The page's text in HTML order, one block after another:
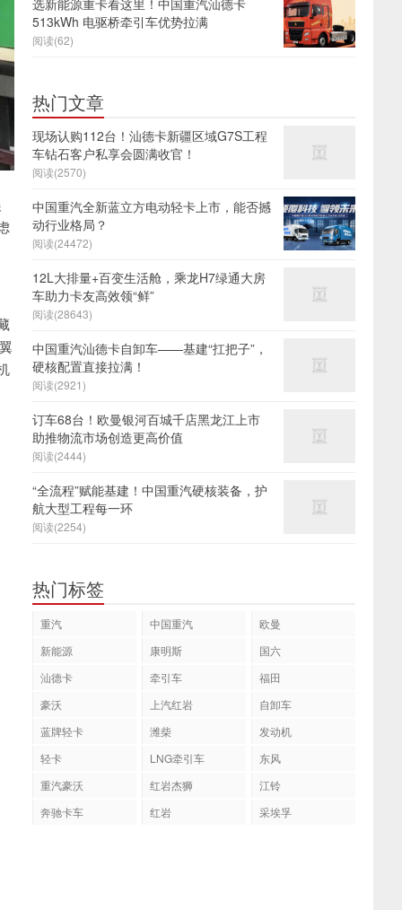
选新能源重卡看这里！中国重汽汕德卡
513kWh 电驱桥牵引车优势拉满
阅读(62)
热门文章
现场认购112台！汕德卡新疆区域G7S工程
车钻石客户私享会圆满收官！
阅读(2570)
中国重汽全新蓝立方电动轻卡上市，能否撼
动行业格局？
阅读(24472)
12L大排量+百变生活舱，乘龙H7绿通大房
车助力卡友高效领“鲜”
阅读(28643)
中国重汽汕德卡自卸车——基建“扛把子”，
硬核配置直接拉满！
阅读(2921)
订车68台！欧曼银河百城千店黑龙江上市
助推物流市场创造更高价值
阅读(2444)
“全流程”赋能基建！中国重汽硬核装备，护
航大型工程每一环
阅读(2254)
热门标签
重汽 中国重汽
欧曼
新能源
康明斯
国六
汕德卡
牵引车
福田
豪沃
上汽红岩
自卸车
蓝牌轻卡
潍柴
发动机
轻卡
LNG牵引车
东风
重汽豪沃
红岩杰狮
江铃
奔驰卡车
红岩 采埃孚